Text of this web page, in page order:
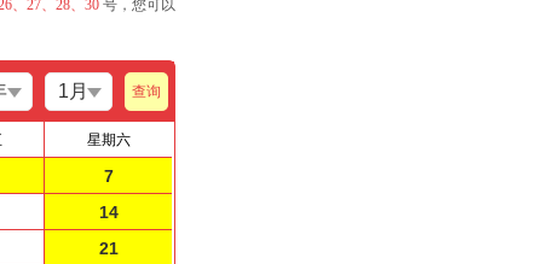
、27、28、30 号，您可以
查询
星期六
7
14
21